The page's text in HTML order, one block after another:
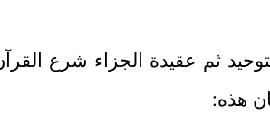
ثم عقيدة الجزاء شرع
هذه: